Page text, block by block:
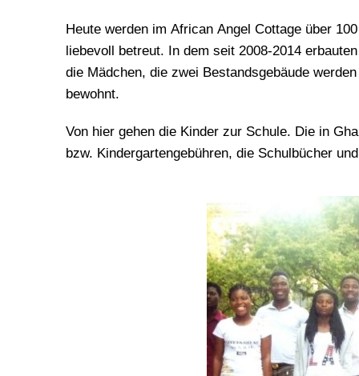
Heute werden im African Angel Cottage über
liebevoll betreut. In dem seit 2008-2014
die Mädchen, die zwei Bestandsgebäude
bewohnt.
Von hier gehen die Kinder zur Schule. Die in
bzw. Kindergartengebühren, die Schulbücher